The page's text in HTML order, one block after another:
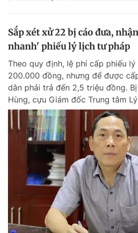
Sắp xét xử 22 bị cáo đưa,
nhanh' phiếu lý lịch tư pháp
Theo quy định, lệ phí cấp phiếu
200.000 đồng, nhưng để được
dân phải trả đến 2,5 triệu đồng.
Hùng, cựu Giám đốc Trung tâm